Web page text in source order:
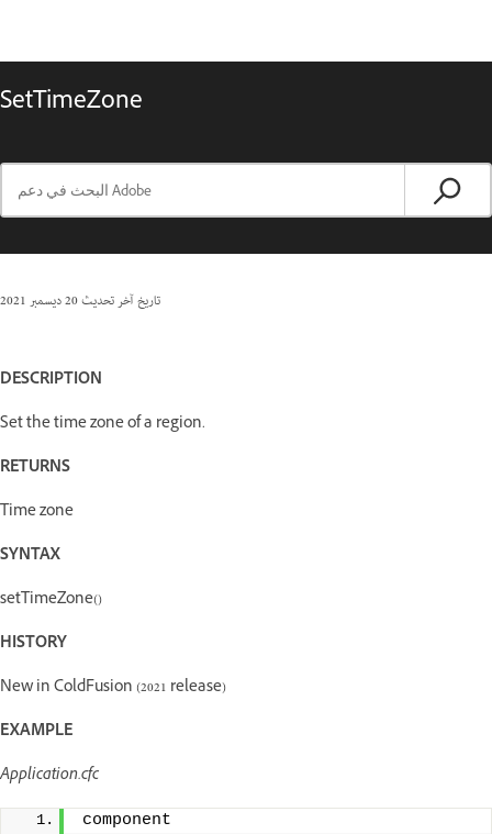
SetTimeZone
تاريخ آخر تحديث20 ديسمبر 2021
DESCRIPTION
Set the time zone of a region.
RETURNS
Time zone
SYNTAX
setTimeZone()
HISTORY
New in ColdFusion (2021 release)
EXAMPLE
Application.cfc
component